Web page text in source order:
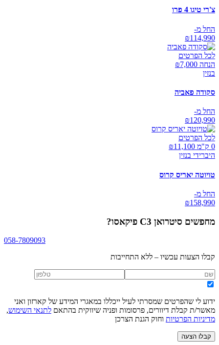
צ'רי טיגו 4 פרו
החל מ-
₪114,990
לכל הפרטים
הנחה ₪ 7,000
בנזין
סקודה פאביה
החל מ-
₪120,990
לכל הפרטים
0 ק"מ ₪
11,100
היברידי בנזין
טויוטה יאריס קרוס
החל מ-
₪158,990
מחפשים סיטרואן C3 פיקאסו ?
058-7809093
קבלו הצעות עכשיו – ללא התחייבות
ידוע לי שהפרטים שמסרתי לעיל ייכללו במאגרי המידע של קארזון ואני
מאשר/ת קבלת דיוורים, פרסומות ופניה שיווקית בהתאם לתנאי השימוש,
מדיניות הפרטיות וחוק הגנת הצרכן
קבלו הצעה